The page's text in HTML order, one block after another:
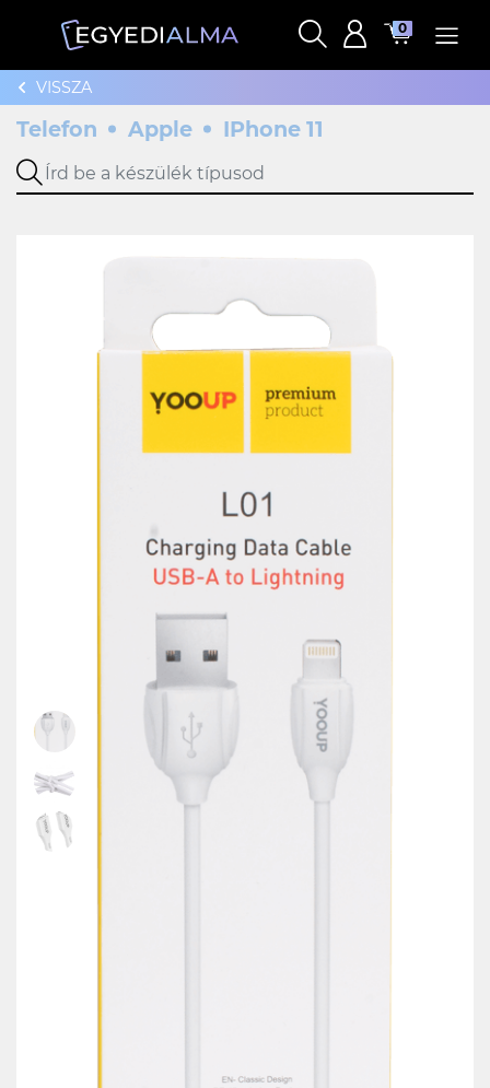
0
VISSZA
Telefon Apple IPhone 11